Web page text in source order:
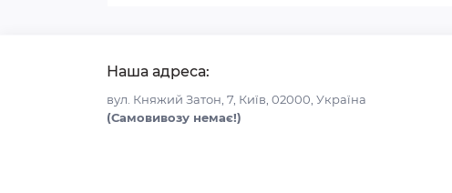
Наша адреса:
вул. Княжий Затон, 7, Київ, 02000, Україна
(Самовивозу немає!)